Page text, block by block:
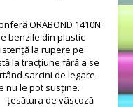
ORABOND 1410N
benzile din plastic
la rupere pe
la tracțiune fără a se
sarcini de legare
nu le pot susține.
țesătura de vâscoză